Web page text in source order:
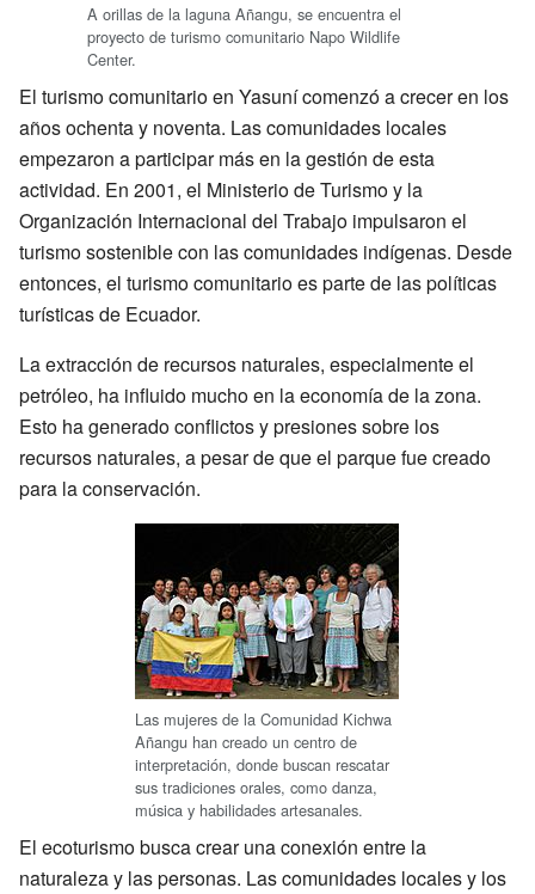
A orillas de la laguna Añangu, se encuentra el
proyecto de turismo comunitario Napo Wildlife
Center.
El turismo comunitario en Yasuní comenzó a crecer en los
años ochenta y noventa. Las comunidades locales
empezaron a participar más en la gestión de esta
actividad. En 2001, el Ministerio de Turismo y la
Organización Internacional del Trabajo impulsaron el
turismo sostenible con las comunidades indígenas. Desde
entonces, el turismo comunitario es parte de las políticas
turísticas de Ecuador.
La extracción de recursos naturales, especialmente el
petróleo, ha influido mucho en la economía de la zona.
Esto ha generado conflictos y presiones sobre los
recursos naturales, a pesar de que el parque fue creado
para la conservación.
Las mujeres de la Comunidad Kichwa
Añangu han creado un centro de
interpretación, donde buscan rescatar
sus tradiciones orales, como danza,
música y habilidades artesanales.
El ecoturismo busca crear una conexión entre la
naturaleza y las personas. Las comunidades locales y los